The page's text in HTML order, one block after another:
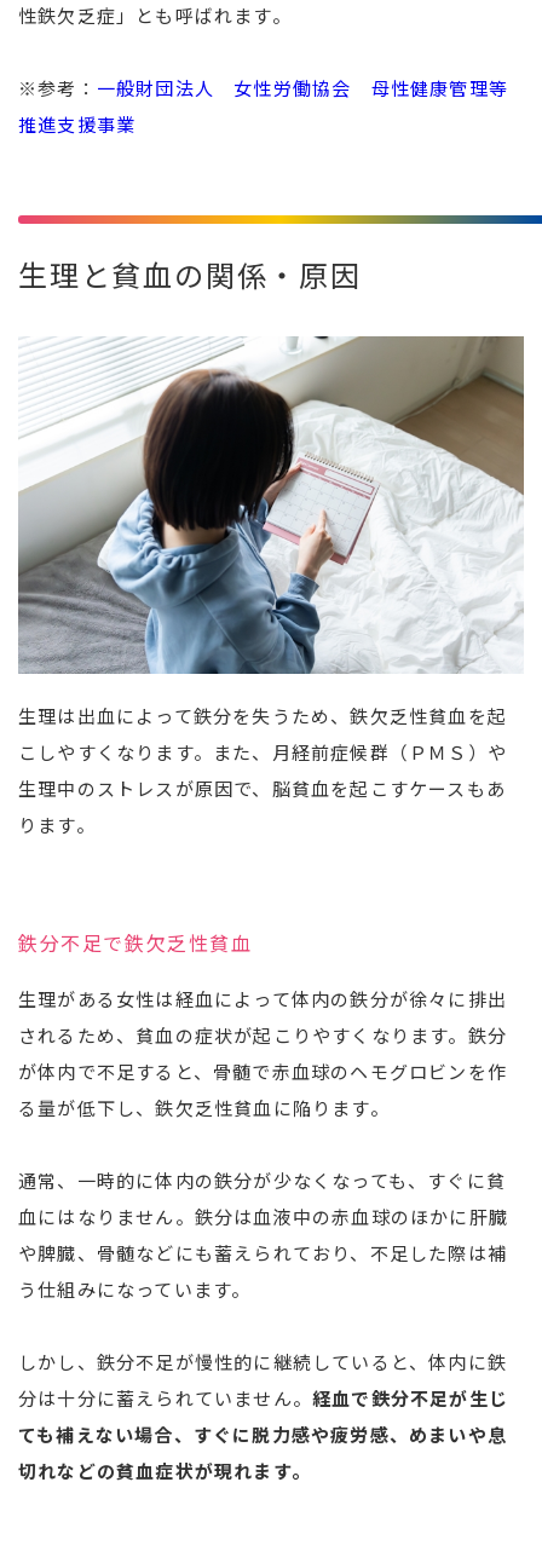
性鉄欠乏症」とも呼ばれます。
※参考： 一般財団法人 女性労働協会 母性健康管理等
推進支援事業
生理と貧血の関係・原因
生理は出血によって鉄分を失うため、鉄欠乏性貧血を起
こしやすくなります。また、月経前症候群（ＰＭＳ）や
生理中のストレスが原因で、脳貧血を起こすケースもあ
ります。
鉄分不足で鉄欠乏性貧血
生理がある女性は経血によって体内の鉄分が徐々に排出
されるため、貧血の症状が起こりやすくなります。鉄分
が体内で不足すると、骨髄で赤血球のヘモグロビンを作
る量が低下し、鉄欠乏性貧血に陥ります。
通常、一時的に体内の鉄分が少なくなっても、すぐに貧
血にはなりません。鉄分は血液中の赤血球のほかに肝臓
や脾臓、骨髄などにも蓄えられており、不足した際は補
う仕組みになっています。
しかし、鉄分不足が慢性的に継続していると、体内に鉄
分は十分に蓄えられていません。 経血で鉄分不足が生じ
ても補えない場合、すぐに脱力感や疲労感、めまいや息
切れなどの貧血症状が現れます。